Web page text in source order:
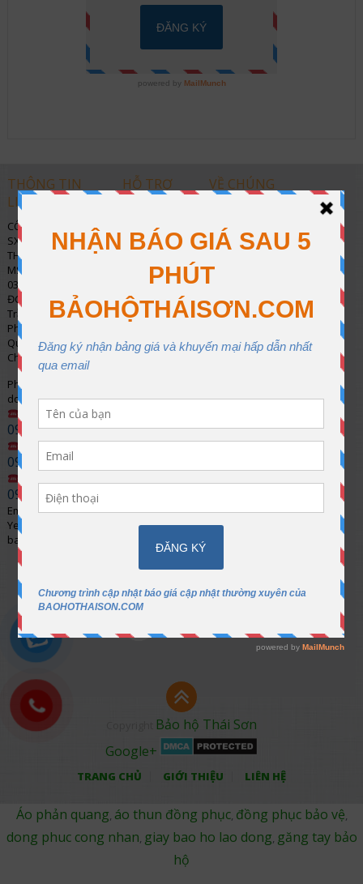
THÔNG TIN
LIÊN HỆ
CÔNG TY TNHH
SX – TM – DV – CN
THÁI SƠN
MST:
0317.887.817
ĐC: 196/56 Đường
Trần Thị Cờ,
Phường Thới An,
Quận 12, Tp Hồ
Chí Minh
Phòng kinh
doanh
Ms. Cảnh:
0906.895.339
Ms.Hà:
0905.679.001
0907.398.012
Email:
Yenngo.thaison@gmail.com
baohothaison@gmail.com
HỖ TRỢ
Hướng dẫn
mua hàng
Quy định về
đổi trả
Chính sách
vận chuyển
phân phối
Chính sách
bảo mật
CHỨNG
NHẬN
VỀ CHÚNG
Năng lực sản
xuất
Chính sách
bảo hành
Thời gian làm việc
Thứ 2 – thứ 6:
Chiều từ 13h –
Thứ 7:
Bảo hộ Thái Sơn
Google+
TRANG CHỦ GIỚI THIỆU LIÊN HỆ
Áo phản quang, áo thun đồng phục, đồng phục bảo vệ,
dong phuc cong nhan, giay bao ho lao dong, găng tay bảo
hộ